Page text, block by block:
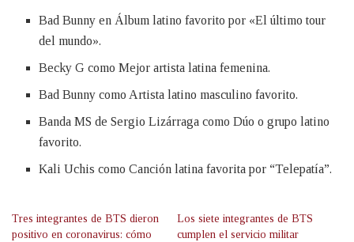
Bad Bunny en Álbum latino favorito por «El último tour
del mundo».
Becky G como Mejor artista latina femenina.
Bad Bunny como Artista latino masculino favorito.
Banda MS de Sergio Lizárraga como Dúo o grupo latino
favorito.
Kali Uchis como Canción latina favorita por “Telepatía”.
Tres integrantes de BTS dieron
positivo en coronavirus: cómo
Los siete integrantes de BTS
cumplen el servicio militar